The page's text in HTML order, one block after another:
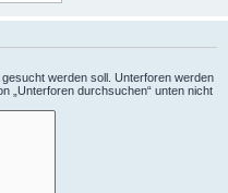
werden soll. Unterforen werden
„Unterforen durchsuchen“ unten nicht